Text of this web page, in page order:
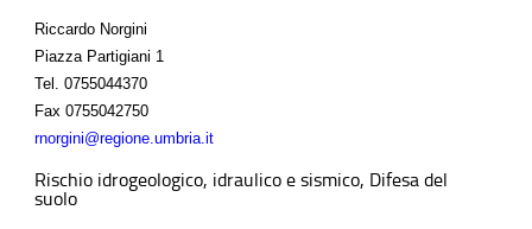
Riccardo Norgini
Piazza Partigiani 1
Tel. 0755044370
Fax 0755042750
rnorgini@regione.umbria.it
Rischio idrogeologico, idraulico e sismico, Difesa del
suolo